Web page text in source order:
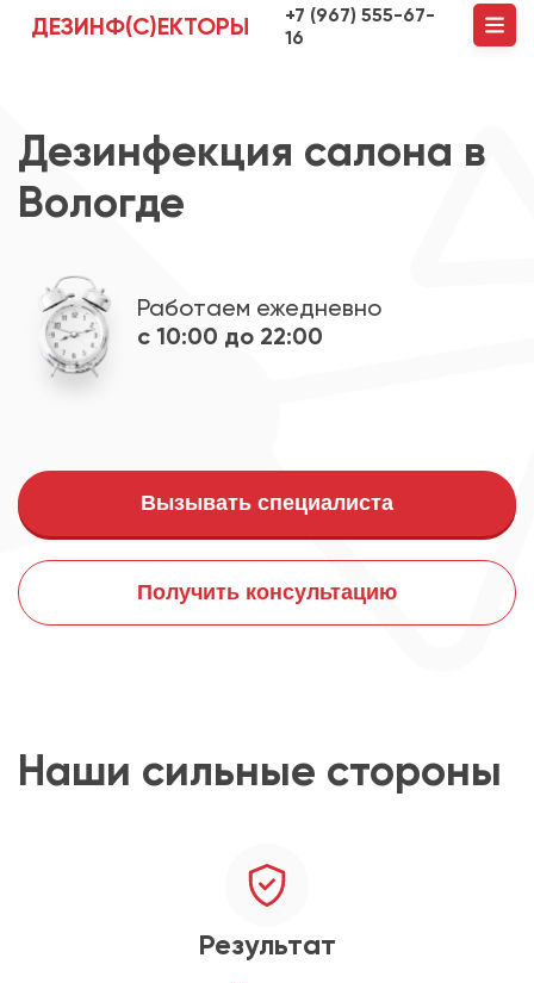
ДЕЗИНФ(С)ЕКТОРЫ
+7 (967) 555-67-
16
Дезинфекция салона в
Вологде
Работаем ежедневно
с 10:00 до 22:00
Вызывать специалиста
Получить консультацию
Наши сильные стороны
Результат